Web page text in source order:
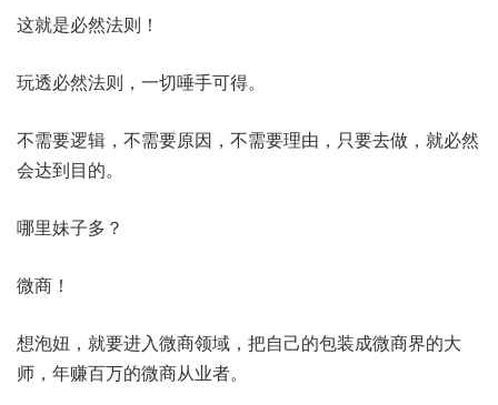
这就是必然法则！
玩透必然法则，一切唾手可得。
不需要逻辑，不需要原因，不需要理由，只要去做，就必然
会达到目的。
哪里妹子多？
微商！
想泡妞，就要进入微商领域，把自己的包装成微商界的大
师，年赚百万的微商从业者。